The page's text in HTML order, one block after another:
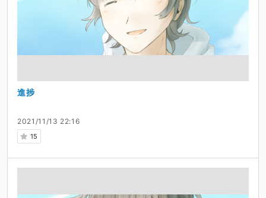
2021/11/13 22:16
15
進捗